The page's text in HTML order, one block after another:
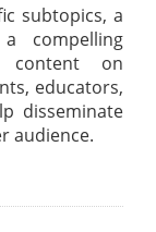
subtopics, a
compelling
content on
educators,
disseminate
audience.